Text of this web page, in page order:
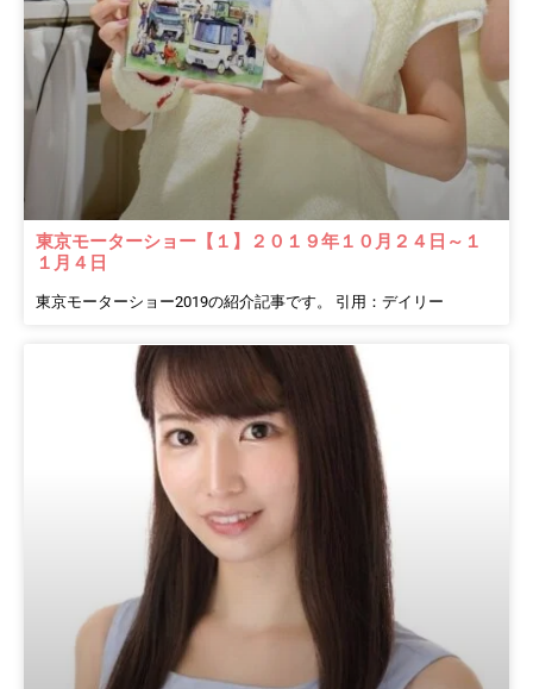
東京モーターショー【１】２０１９年１０月２４日～１
１月４日
東京モーターショー2019の紹介記事です。 引用：デイリー